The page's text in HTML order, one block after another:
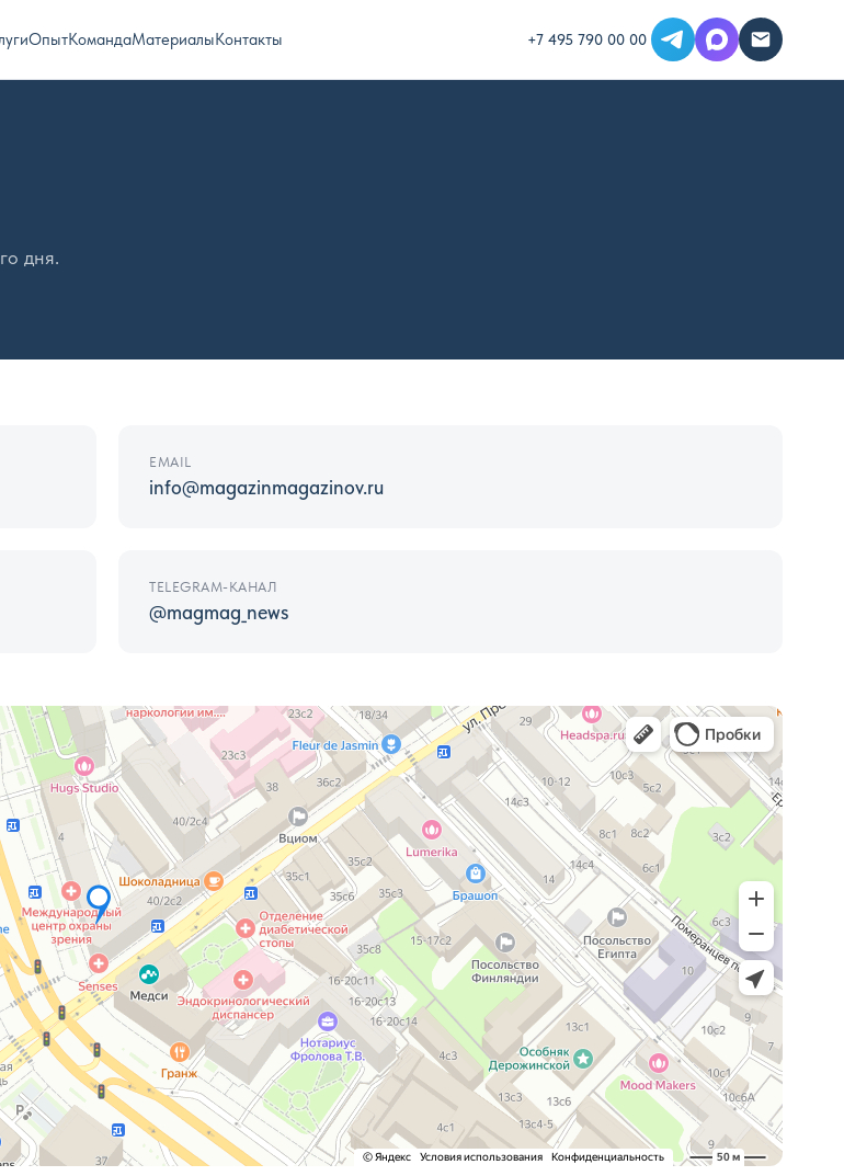
ОпытКомандаМатериалыКонтакты +7 495 790 00 00
дня.
EMAIL
info@magazinmagazinov.ru
TELEGRAM-КАНАЛ
@magmag_news